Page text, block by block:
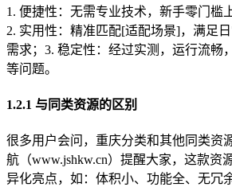
1. 便捷性：无需专业技术，新手零门槛
2. 实用性：精准匹配[适配场景]，满足
需求；3. 稳定性：经过实测，运行流畅
等问题。
1.2.1 与同类资源的区别
很多用户会问，重庆分类和其他同类资
航（www.jshkw.cn）提醒大家，这款资
异化亮点，如：体积小、功能全、无冗